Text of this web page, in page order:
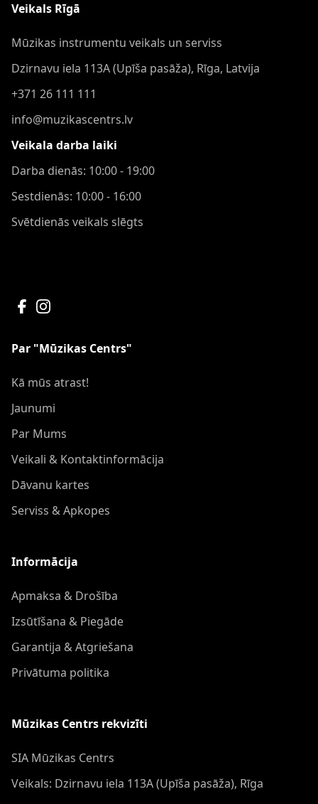
Veikals Rīgā
Mūzikas instrumentu veikals un serviss
Dzirnavu iela 113A (Upīša pasāža), Rīga, Latvija
+371 26 111 111
info@muzikascentrs.lv
Veikala darba laiki
Darba dienās: 10:00 - 19:00
Sestdienās: 10:00 - 16:00
Svētdienās veikals slēgts
Par "Mūzikas Centrs"
Kā mūs atrast!
Jaunumi
Par Mums
Veikali & Kontaktinformācija
Dāvanu kartes
Serviss & Apkopes
Informācija
Apmaksa & Drošība
Izsūtīšana & Piegāde
Garantija & Atgriešana
Privātuma politika
Mūzikas Centrs rekvizīti
SIA Mūzikas Centrs
Veikals: Dzirnavu iela 113A (Upīša pasāža), Rīga